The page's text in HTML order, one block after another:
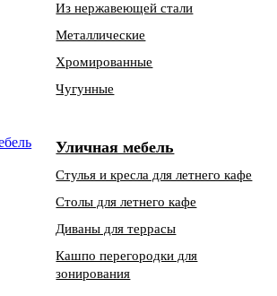
Из нержавеющей стали
Металлические
Хромированные
Чугунные
Уличная мебель
Стулья и кресла для летнего кафе
Столы для летнего кафе
Диваны для террасы
Кашпо перегородки для
зонирования